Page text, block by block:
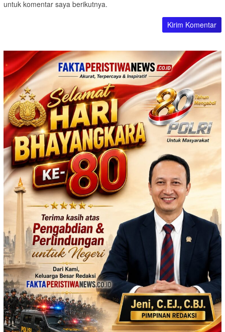
untuk komentar saya berikutnya.